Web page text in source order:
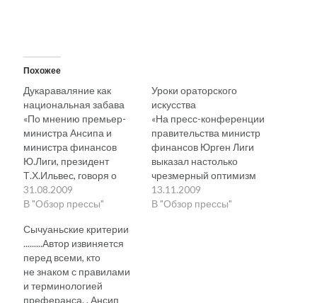
Похожее
Дукараваляние как
национальная забава
«По мнению премьер-
министра Ансипа и
министра финансов
Ю.Лиги, президент
Т.Х.Ильвес, говоря о
том, что
неприсоединение к
провалом
правительства, на
самом деле выразил
ему свое признание
(Ильвес:
31.08.2009
В "Обзор прессы"
Уроки ораторского
искусства
«На пресс-конференции
правительства министр
финансов Юрген Лиги
выказал настолько
чрезмерный оптимизм
по поводу перехода
Эстонии на евро, что у
13.11.2009
В "Обзор прессы"
Сычуаньские критерии
.........Автор извиняется
перед всеми, кто
не знаком с правилами
и терминологией
преферанса. . Ансип